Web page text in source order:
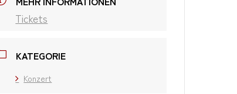
Tickets
KATEGORIE
Konzert